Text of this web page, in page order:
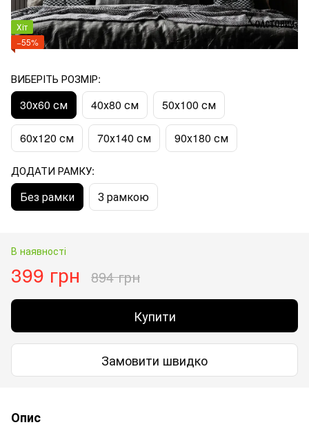
Хіт
−55%
ВИБЕРІТЬ РОЗМІР:
30х60 см 40х80 см 50х100 см
60х120 см 70х140 см 90x180 см
ДОДАТИ РАМКУ:
Без рамки З рамкою
В наявності
399 грн 894 грн
Купити
Замовити швидко
Опис